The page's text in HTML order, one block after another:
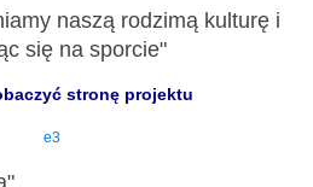
naszą rodzimą kulturę i
się na sporcie"
stronę projektu